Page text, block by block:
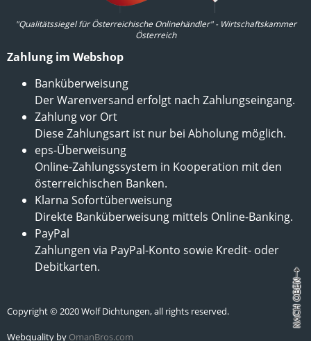
"Qualitätssiegel für Österreichische Onlinehändler" - Wirtschaftskammer
Österreich
Zahlung im Webshop
Banküberweisung
Der Warenversand erfolgt nach Zahlungseingang.
Zahlung vor Ort
Diese Zahlungsart ist nur bei Abholung möglich.
eps-Überweisung
Online-Zahlungssystem in Kooperation mit den
österreichischen Banken.
Klarna Sofortüberweisung
Direkte Banküberweisung mittels Online-Banking.
PayPal
Zahlungen via PayPal-Konto sowie Kredit- oder
Debitkarten.
Copyright © 2020 Wolf Dichtungen, all rights reserved.
Webquality by OmanBros.com